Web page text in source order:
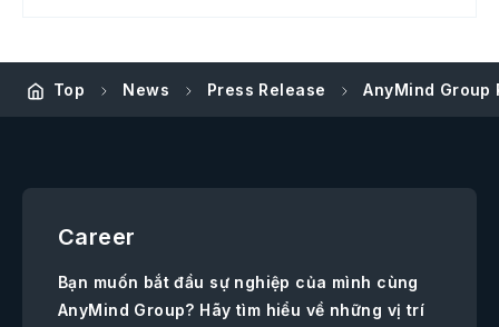
Top News Press Release AnyMind Group
Career
Bạn muốn bắt đầu sự nghiệp của mình cùng
AnyMind Group? Hãy tìm hiểu về những vị trí